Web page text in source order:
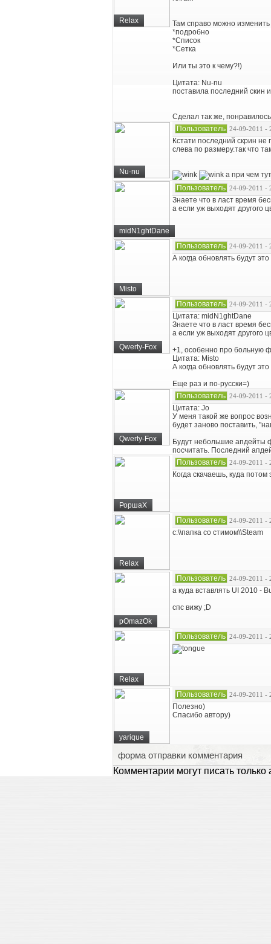
Relax
Там справо можно изменить
*подробно
*Список
*Сетка
Или ты это к чему?!)
Цитата: Nu-nu
поставила последний скин
Сделал так же,
Nu-nu
Пользователь 24-09-2011 -
Кстати последний скрин
слева по размеру.так что
а при чем
midN1ghtDane
Пользователь 24-09-2011 -
Знаете что в ласт время
а если уж выходят другого
Misto
Пользователь 24-09-2011 -
А когда обновлять будут
Qwerty-Fox
Пользователь 24-09-2011 -
Цитата: midN1ghtDane
Знаете что в ласт время
а если уж выходят другого
+1, особенно про больную
Цитата: Misto
А когда обновлять будут
Еще раз и по-русски=)
Qwerty-Fox
Пользователь 24-09-2011 -
Цитата: Jo
У меня такой же вопрос
будет заново поставить,
Будут небольшие апдейты
посчитать. Последний
РоршаХ
Пользователь 24-09-2011 -
Когда скачаешь, куда потом
Relax
Пользователь 24-09-2011 -
с:\\папка со стимом\\Steam
pOmazOk
Пользователь 24-09-2011 -
а куда вставлять UI 2010 -
спс вижу ;D
Relax
Пользователь 24-09-2011 -
yarique
Пользователь 24-09-2011 -
Полезно)
Спасибо автору)
форма отправки комментария
Комментарии могут писать